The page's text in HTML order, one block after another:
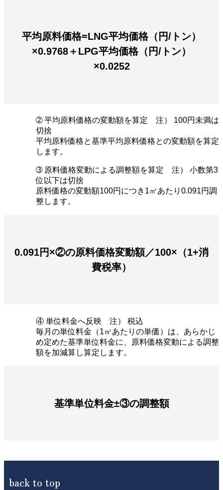
平均原料価格=LNG平均価格（円/トン）
×0.9768＋LPG平均価格（円/トン）
×0.0252
➁ 平均原料価格の変動額を算定 注） 100円未満は
切捨
平均原料価格と基準平均原料価格との変動額を算定
します。
➂ 原料価格変動による調整額を算定 注） 小数第3
位以下は切捨
原料価格の変動額100円につき1㎥あたり0.091円調
整します。
0.091円×②の原料価格変動額／100×（1+消
費税率）
④ 単位料金へ反映 注） 税込
毎月の単位料金（1㎥あたりの単価）は、あらかじ
め定めた基準単位料金に、原料価格変動による調整
額を加減算し算定します。
基準単位料金±③の調整額
back to top